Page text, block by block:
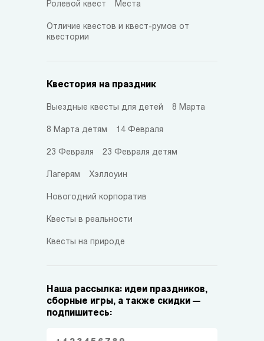
Ролевой квест Места
Отличие квестов и квест-румов от
квестории
Квестория на праздник
Выездные квесты для детей 8 Марта
8 Марта детям 14 Февраля
23 Февраля 23 Февраля детям
Лагерям Хэллоуин
Новогодний корпоратив
Квесты в реальности
Квесты на природе
Наша рассылка: идеи праздников,
сборные игры, а также скидки —
подпишитесь: